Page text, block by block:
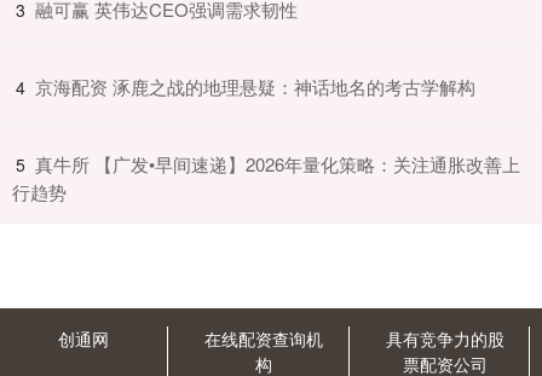
3 ​融可赢 英伟达CEO强调需求韧性
4 ​京海配资 涿鹿之战的地理悬疑：神话地名的考古学解构
5 ​真牛所 【广发•早间速递】2026年量化策略：关注通胀改善上
行趋势
创通网
在线配资查询机
构
具有竞争力的股
票配资公司